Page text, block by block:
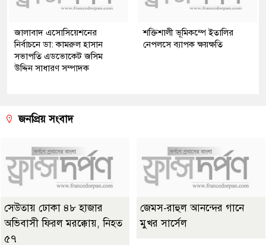
জালাবাদ এসোসিয়েশনের
নির্বাচনে ডা: কামরুল হাসান
সভাপতি এডভোকেট জসিম
উদ্দিন সাধারণ সম্পাদক
শক্তিশালী ভূমিকম্পে ইতালির
নেপলসে ব্যাপক ক্ষয়ক্ষতি
জনপ্রিয় সংবাদ
সেউতায় ঢোকা ৪৮ হাজার
অভিবাসী ফিরল মরক্কোয়, নিহত
৫৭
জেমস-রাহুল আনন্দের গানে
মুখর সার্সেল